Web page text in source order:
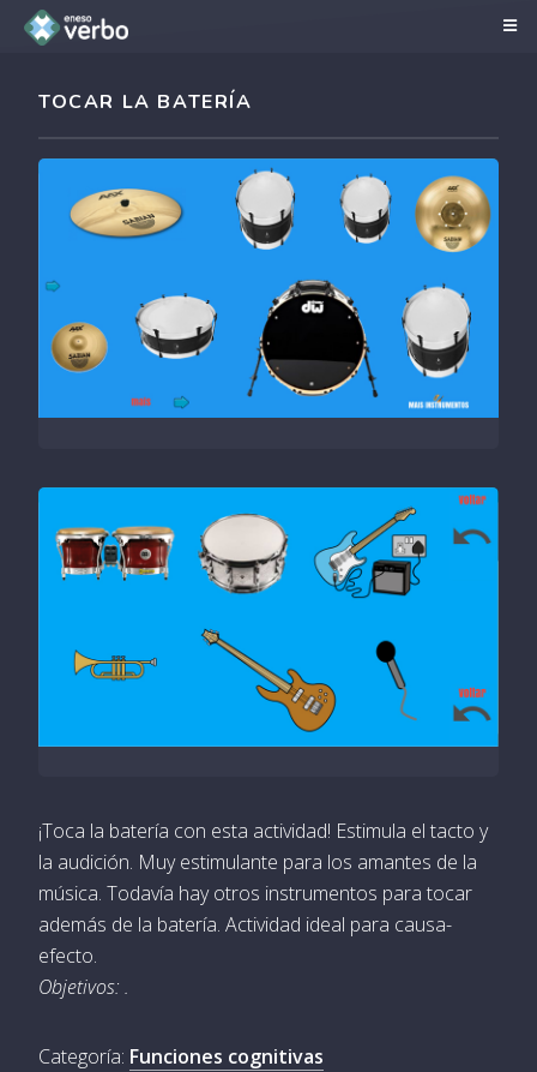
TOCAR LA BATERÍA
¡Toca la batería con esta actividad! Estimula el tacto y
la audición. Muy estimulante para los amantes de la
música. Todavía hay otros instrumentos para tocar
además de la batería. Actividad ideal para causa-
efecto.
Objetivos: .
Categoría: Funciones cognitivas